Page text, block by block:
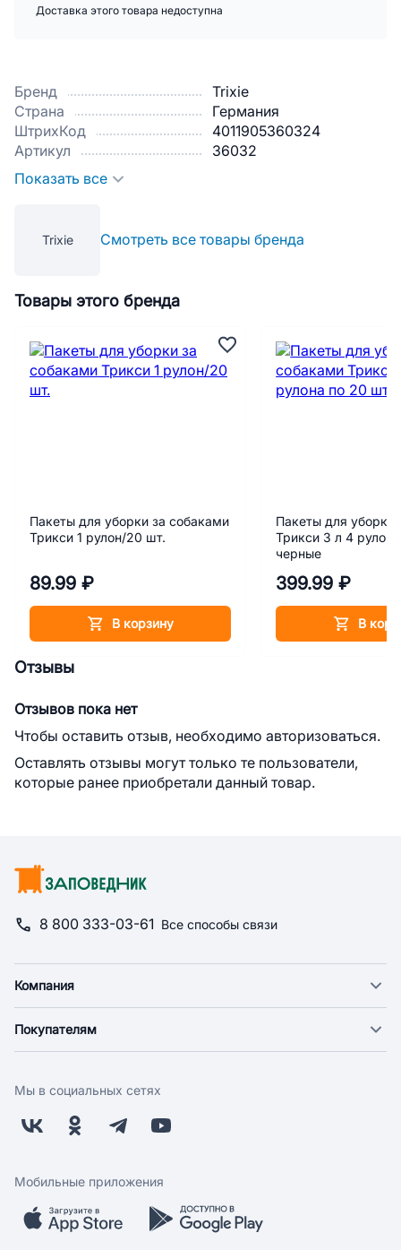
Бренд
Trixie
Страна
Германия
ШтрихКод
4011905360324
Артикул
36032
Показать все
Trixie Смотреть все товары бренда
Доставка этого товара недоступна
Товары этого бренда
Пакеты для уборки за собаками
Трикси 1 рулон/20 шт.
89.99 ₽
В корзину
Пакеты для уборки
Трикси 3 л 4
черные
399.99 ₽
В
Отзывы
Отзывов пока нет
Чтобы оставить отзыв, необходимо авторизоваться.
Оставлять отзывы могут только те пользователи,
которые ранее приобретали данный товар.
8 800 333-03-61 Все способы связи
Компания
Новости
Поставщикам
Заводчикам
Обратная связь
Покупателям
Оплата
Бонусная программа
Скидки и акции
Мобильное приложение
Мы в социальных сетях
Мобильные приложения